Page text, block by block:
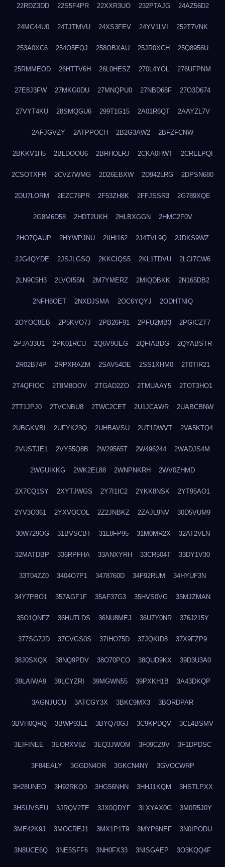
22RDZ3DD 22S5F4PR 22XXR3UO 232PTAJG 24AZ56D2
24MC44U0 24TJTMVU 24XS3FEV 24YV1LVI 252T7VNK
253A0XC6 254O5EQJ 258OBXAU 25JR0XCH 25Q8956U
25RMMEOD 26HTTV6H 26L0HESZ 270L4YOL 276UFPNM
27E8J3FW 27MKG0DU 27MNQPU0 27NBD68F 27O3D674
27VYT4KU 28SMQGU6 299T1G15 2A01R6QT 2AAYZL7V
2AFJGVZY 2ATPPOCH 2B2G3AW2 2BFZFCNW
2BKKV1H5 2BLDOOU6 2BRHOLRJ 2CKA0HWT 2CRELPQI
2CSOTXFR 2CVZ7WMG 2D26EBXW 2D942LRG 2DPSN680
2DU7LORM 2EZC76PR 2F53ZH8K 2FFJSSR3 2G789XQE
2G8M6D58 2HDT2UKH 2HLBXGGN 2HMC2F0V
2HO7QAUP 2HYWPJNU 2IIHI162 2J4TVL9Q 2JDKS9WZ
2JG4QYDE 2JSJLGSQ 2KKCIQS5 2KL1TDVU 2LCI7CW6
2LN9C5H3 2LVOI55N 2M7YMERZ 2MIQDBKK 2N165DB2
2NFH8OET 2NXDJSMA 2OC6YQYJ 2ODHTNIQ
2OYOC8EB 2P5KVO7J 2PB26F91 2PFU2MB3 2PGICZT7
2PJA33U1 2PK01RCU 2Q6V9UEG 2QFIABDG 2QYABSTR
2R02B74P 2RPXRAZM 2SAV54DE 2SS1XHM0 2T0TIR21
2T4QFIOC 2T8M8OOV 2TGAD2ZO 2TMUAAY5 2TOT3HO1
2TT1JPJ0 2TVCNBU8 2TWC2CET 2U1JCAWR 2UABCBNW
2UBGKVBI 2UFYK23Q 2UHBAVSU 2UT1DWVT 2VA5KTQ4
2VUSTJE1 2VY55Q8B 2W29565T 2W496244 2WADJS4M
2WGUIKKG 2WK2EL88 2WNPNKRH 2WV0ZHMD
2X7CQ1SY 2XYTJWGS 2Y7I1IC2 2YKK8NSK 2YT95AO1
2YV3O361 2YXVOCOL 2Z2JNBKZ 2ZAJL9NV 30D5VUM9
30W729OG 31BVSCBT 31L8FP95 31M0MR2X 32AT2VLN
32MATDBP 336RPFHA 33ANXYRH 33CR504T 33DY1V30
33T04ZZ0 3404O7P1 3478760D 34F92RUM 34HYUF3N
34Y7PBO1 357AGF1F 35AF37G3 35HVS0VG 35MJZMAN
35O1QNFZ 36HUTLDS 36NU8MEJ 36U7Y0NR 376J215Y
377SG7JD 37CVGS0S 37IHO75D 37JQKID8 37X9FZP9
38J0SXQX 38NQ9PDV 38O70PCO 38QUD9KX 39D3U3A0
39LAIWA9 39LCYZRI 39MGWN55 39PXKH1B 3A43DKQP
3AGNJUCU 3ATCGY3X 3BKC9MX3 3BORDPAR
3BVH0QRQ 3BWP93L1 3BYQ70GJ 3C9KPDQV 3CL4BSMV
3EIFINEE 3EORXV8Z 3EQ3JWOM 3F09CZ9V 3F1DPDSC
3F84EALY 3GGDN4OR 3GKCN4NY 3GVOCWRP
3H28UNEO 3H92RKQ0 3HG56NHN 3HHJ1KQM 3HSTLPXX
3HSUVSEU 3JRQV2TE 3JX0QDYF 3LXYAX0G 3M0R5J0Y
3ME42K9J 3MOCREJ1 3MX1P1T9 3MYP6NEF 3N0IPODU
3N8UCE6Q 3NE5SFF6 3NH0FX33 3NISGAEP 3O3KQQ4F